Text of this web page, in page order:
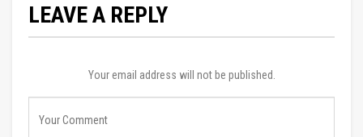
LEAVE A REPLY
Your email address will not be published.